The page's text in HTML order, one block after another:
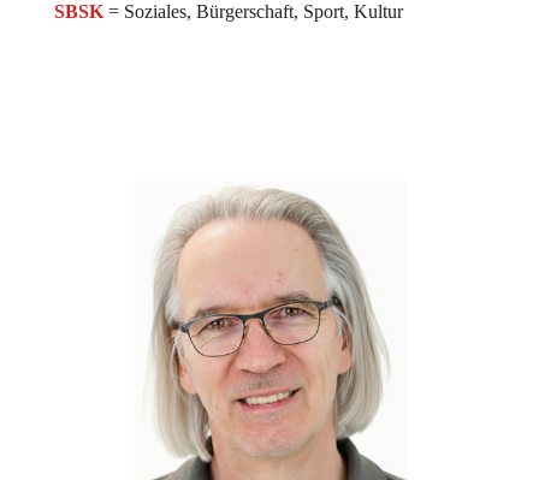
SBSK= Soziales, Bürgerschaft, Sport, Kultur